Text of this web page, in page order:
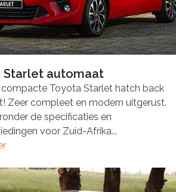
Starlet automaat
compacte Toyota Starlet hatch back
Zeer compleet en modern uitgerust.
de specificaties en
voor Zuid-Afrika...